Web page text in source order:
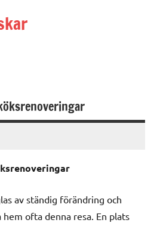
av ständig förändring och
ofta denna resa. En plats